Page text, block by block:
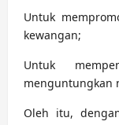
Untuk
kewangan;
Untuk
menguntungkan
Oleh itu,